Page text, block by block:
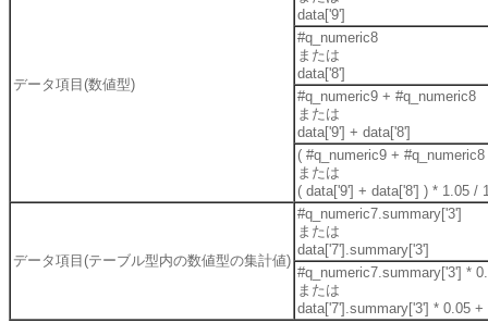
データ項目(数値型)
data['9']
#q_numeric8
または
data['8']
#q_numeric9 + #q_numeric8
または
data['9'] + data['8']
( #q_numeric9 +
または
( data['9'] + data['8'] ) * 1.05 /
データ項目(テーブル型内の数値型の集計値)
#q_numeric7.summary['3']
または
data['7'].summary['3']
#q_numeric7.summary['3'] *
または
data['7'].summary['3'] * 0.05 +